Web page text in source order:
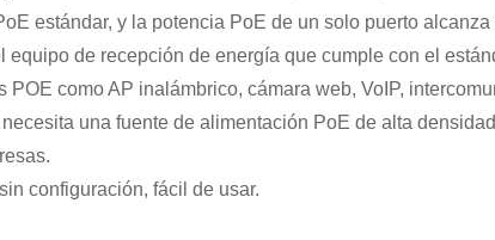
estándar, y la potencia PoE de un solo puerto alcanza
equipo de recepción de energía que cumple con el
como AP inalámbrico, cámara web, VoIP,
una fuente de alimentación PoE de alta
configuración, fácil de usar.